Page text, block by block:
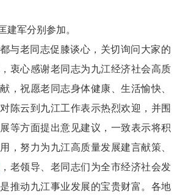
建军分别参加。
与老同志促膝谈心，关切询问大家的
衷心感谢老同志为九江经济社会高质
，祝愿老同志身体健康、生活愉快、
陈云到九江工作表示热烈欢迎，并围
等方面提出意见建议，一致表示将积
，努力为九江高质量发展建言献策、
，老领导、老同志们为全市经济社会发
推动九江事业发展的宝贵财富。各地